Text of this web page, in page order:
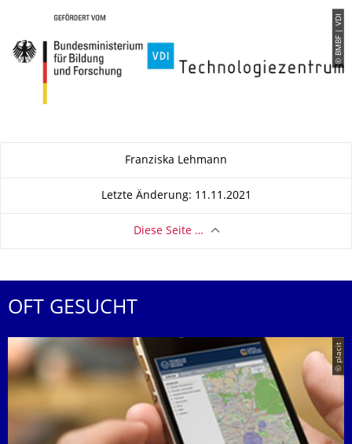
© BMBF | VDI
Franziska Lehmann
Letzte Änderung: 11.11.2021
Diese Seite …
OFT GESUCHT
© placit